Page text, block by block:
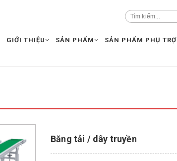
GIỚI THIỆU SẢN PHẨM SẢN PHẨM PHỤ TRỢ
Băng tải / dây truyền